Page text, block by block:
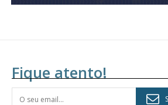
Fique atento!